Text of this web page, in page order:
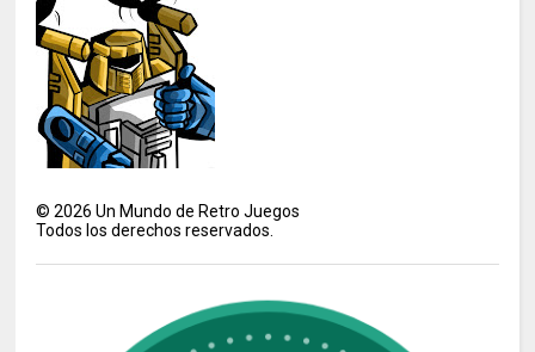
©2026 Un Mundo de Retro Juegos
Todos los derechos reservados.